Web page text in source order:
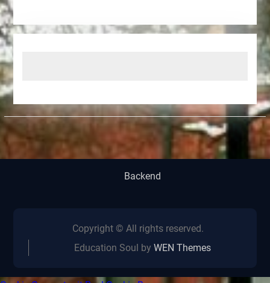
Backend
Copyright © All rights reserved.
Education Soul byWEN Themes